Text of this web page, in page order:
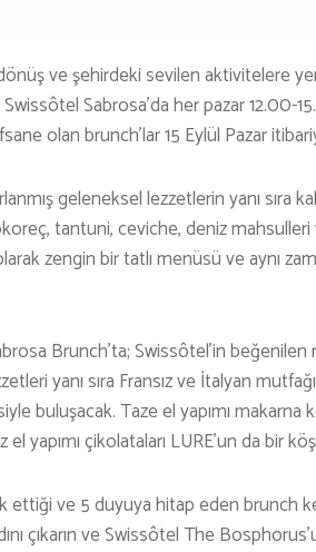
ve şehirdeki sevilen aktivitelere
Sabrosa’da her pazar 12.00-
olan brunch’lar 15 Eylül Pazar
geleneksel lezzetlerin yanı sıra
tantuni, ceviche, deniz mahsulleri
zengin bir tatlı menüsü ve aynı
Brunch’ta; Swissôtel’in
yanı sıra Fransız ve İtalyan
buluşacak. Taze el yapımı makarna
yapımı çikolataları LURE’un da bir
ettiği ve 5 duyuya hitap eden brunch
çıkarın ve Swissôtel The